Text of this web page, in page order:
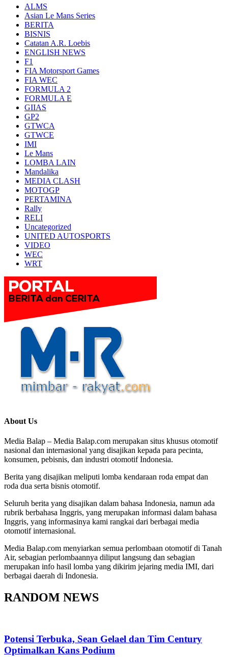
ALMS
Asian Le Mans Series
BERITA
BISNIS
Catatan A.R. Loebis
ENGLISH NEWS
F1
FIA Motorsport Games
FIA WEC
FORMULA 2
FORMULA E
GIIAS
GP2
GTWCA
GTWCE
IMI
Le Mans
LOMBA LAIN
Mandalika
MEDIA CLASH
MOTOGP
PERTAMINA
Rally
RELI
Uncategorized
UNITED AUTOSPORTS
VIDEO
WEC
WRT
About Us
Media Balap – Media Balap.com merupakan situs khusus otomotif
nasional dan internasional yang disajikan kepada para pecinta,
konsumen, pebisnis, dan industri otomotif Indonesia.
Berita yang disajikan meliputi lomba kendaraan roda empat dan
roda dua serta bisnis otomotif.
Seluruh berita yang disajikan dalam bahasa Indonesia, namun ada
rubrik berbahasa Inggris, yang merupakan informasi dalam bahasa
Inggris, yang informasinya kami rangkai dari berbagai media
otomotif internasional.
Media Balap.com menyiarkan semua perlombaan otomotif di Tanah
Air, sebagian perlombaannya diliput langsung dan sebagian
merupakan info hasil lomba yang dikirim jejaring media IMI, dari
berbagai daerah di Indonesia.
RANDOM NEWS
Potensi Terbuka, Sean Gelael dan Tim Century
Optimalkan Kans Podium